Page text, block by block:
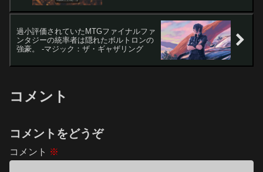
過小評価されていたMTGファイナルファ
ンタジーの統率者は隠れたボルトロンの
強豪。 -マジック：ザ・ギャザリング
コメント
コメントをどうぞ
コメント ※